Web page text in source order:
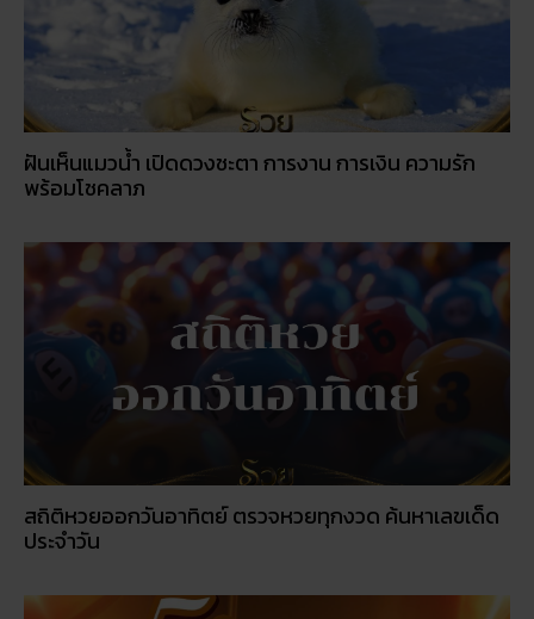
ฝันเห็นแมวน้ำ เปิดดวงชะตา การงาน การเงิน ความรัก
พร้อมโชคลาภ
สถิติหวยออกวันอาทิตย์ ตรวจหวยทุกงวด ค้นหาเลขเด็ด
ประจำวัน